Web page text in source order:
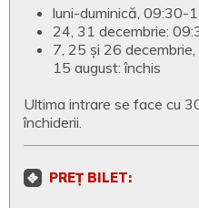
luni-duminică, 09:30-
24, 31 decembrie:
7, 25 și 26 decembrie,
15 august: închis
Ultima intrare se face cu
închiderii.
PREȚ BILET: